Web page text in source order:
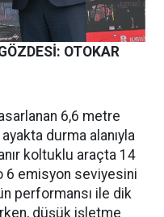
OTOKAR
6,6 metre
durma alanıyla
koltuklu araçta 14
6 emisyon seviyesini
performansı ile dik
düşük işletme